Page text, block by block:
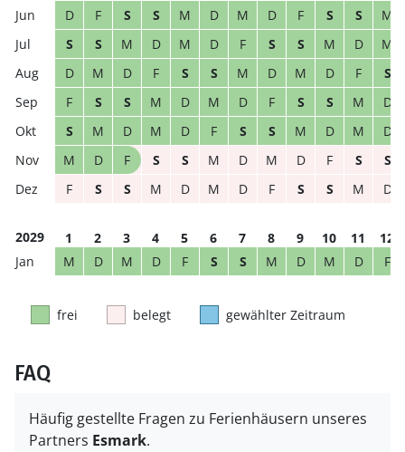
D
F S S M D M D F S S
M
S
S M D M D F S S M D
M
D
M D F S S M D M D F
S
F
S S M D M D F S S M
D
S
M D M D F S S M D M
D
M
D F S S M D M D F S
S
F
S S M D M D F S S M D
2029 1 2 3 4 5 6 7 8 9 10 11
12
M
D M D F S S M D M D F
frei belegt gewählter Zeitraum
FAQ
Häufig gestellte Fragen zu Ferienhäusern unseres
Partners Esmark.